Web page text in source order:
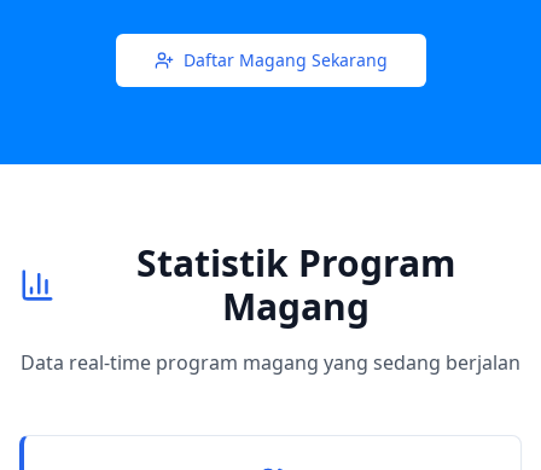
Daftar Magang Sekarang
Statistik Program
Magang
Data real-time program magang yang sedang berjalan